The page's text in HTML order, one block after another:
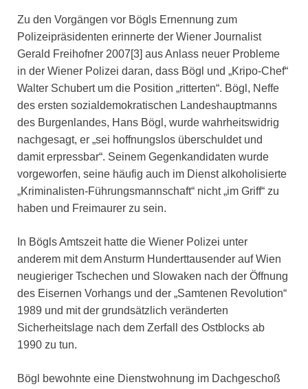
Zu den Vorgängen vor Bögls Ernennung zum
Polizeipräsidenten erinnerte der Wiener Journalist
Gerald Freihofner 2007[3] aus Anlass neuer Probleme
in der Wiener Polizei daran, dass Bögl und „Kripo-Chef“
Walter Schubert um die Position „ritterten“. Bögl, Neffe
des ersten sozialdemokratischen Landeshauptmanns
des Burgenlandes, Hans Bögl, wurde wahrheitswidrig
nachgesagt, er „sei hoffnungslos überschuldet und
damit erpressbar“. Seinem Gegenkandidaten wurde
vorgeworfen, seine häufig auch im Dienst alkoholisierte
„Kriminalisten-Führungsmannschaft“ nicht „im Griff“ zu
haben und Freimaurer zu sein.
In Bögls Amtszeit hatte die Wiener Polizei unter
anderem mit dem Ansturm Hunderttausender auf Wien
neugieriger Tschechen und Slowaken nach der Öffnung
des Eisernen Vorhangs und der „Samtenen Revolution“
1989 und mit der grundsätzlich veränderten
Sicherheitslage nach dem Zerfall des Ostblocks ab
1990 zu tun.
Bögl bewohnte eine Dienstwohnung im Dachgeschoß